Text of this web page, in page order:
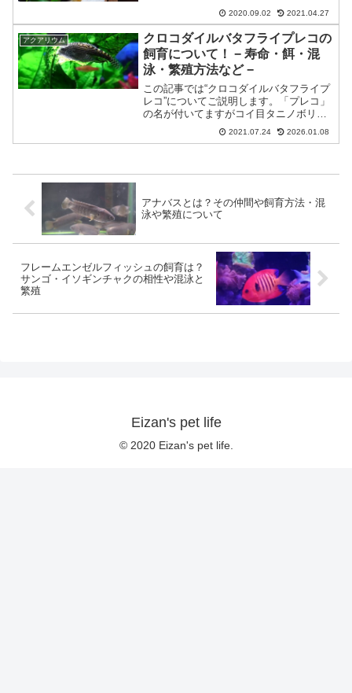
トは小さい小型のサルです。名前が長い
だけあって、ちょっと覚えにくいのもあ
り、愛称は（マモちゃん）...
2020.09.02 2021.04.27
アクアリウム
クロコダイルバタフライプレコの
飼育について！ − 寿命・餌・混
泳・繁殖方法など −
この記事では“クロコダイルバタフライプ
レコ”についてご説明します。「プレコ」
の名が付いてますがコイ目タニノボリ科
の魚で、ドジョウの近縁種です。全身引
っ付きナマズの様なその外観、その唯一
2021.07.24 2026.01.08
アナバスとは？その仲間や飼育方法・混
泳や繁殖について
フレームエンゼルフィッシュの飼育は？
サンゴ・イソギンチャクの相性や混泳と
繁殖
Eizan's pet life
© 2020 Eizan's pet life.